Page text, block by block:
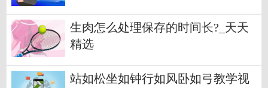
生肉怎么处理保存的时间长?_天天
精选
站如松坐如钟行如风卧如弓教学视